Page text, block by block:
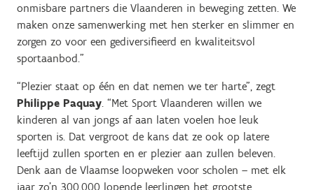
onmisbare partners die Vlaanderen in beweging zetten. We
maken onze samenwerking met hen sterker en slimmer en
zorgen zo voor een gediversifieerd en kwaliteitsvol
sportaanbod.”
“Plezier staat op één en dat nemen we ter harte”, zegt
Philippe Paquay. “Met Sport Vlaanderen willen we
kinderen al van jongs af aan laten voelen hoe leuk
sporten is. Dat vergroot de kans dat ze ook op latere
leeftijd zullen sporten en er plezier aan zullen beleven.
Denk aan de Vlaamse loopweken voor scholen – met elk
jaar zo’n 300.000 lopende leerlingen het grootste